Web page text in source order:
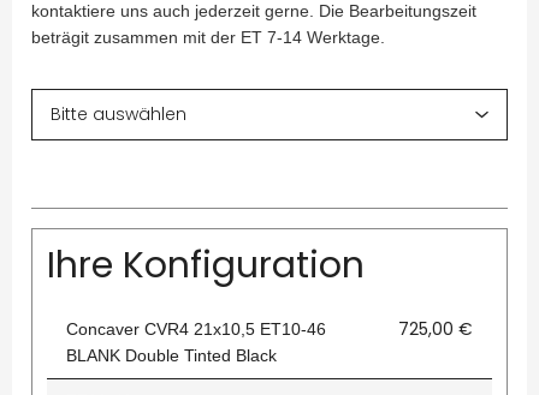
kontaktiere uns auch jederzeit gerne. Die Bearbeitungszeit
beträgit zusammen mit der ET 7-14 Werktage.
Ihre Konfiguration
Concaver CVR4 21x10,5 ET10-46
BLANK Double Tinted Black
725,00 €